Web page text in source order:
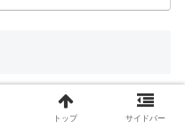
「科学はすべてを解決す
トップ サイドバー